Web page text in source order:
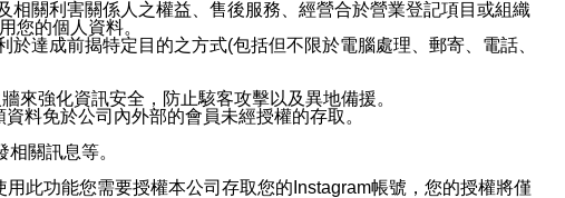
關利害關係人之權益、售後服務、經營合於營業登記項目或組織
您的個人資料。
達成前揭特定目的之方式(包括但不限於電腦處理、郵寄、電話、
來強化資訊安全，防止駭客攻擊以及異地備援。
料免於公司內外部的會員未經授權的存取。
關訊息等。
此功能您需要授權本公司存取您的Instagram帳號，您的授權將僅